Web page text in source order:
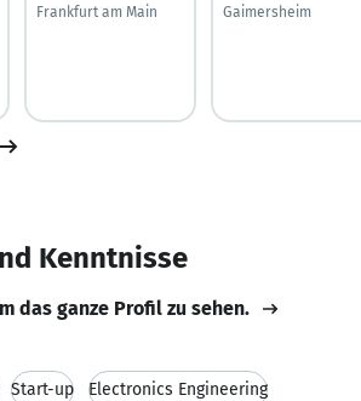
Frankfurt am Main
Gaimersheim
Kenntnisse
das ganze Profil zu sehen.
Start-up Electronics Engineering